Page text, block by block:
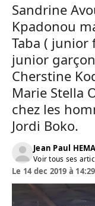
Sandrine
Kpadonou
Taba ( junior
junior
Cherstine
Marie Stella
chez les
Jordi Boko.
Jean Paul
Voir tous ses
Le 14 dec 2019 à 14:29